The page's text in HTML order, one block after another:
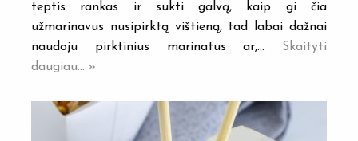
teptis rankas ir sukti galvą, kaip gi čia
užmarinavus nusipirktą vištieną, tad labai dažnai
naudoju pirktinius marinatus ar,… Skaityti
daugiau... »